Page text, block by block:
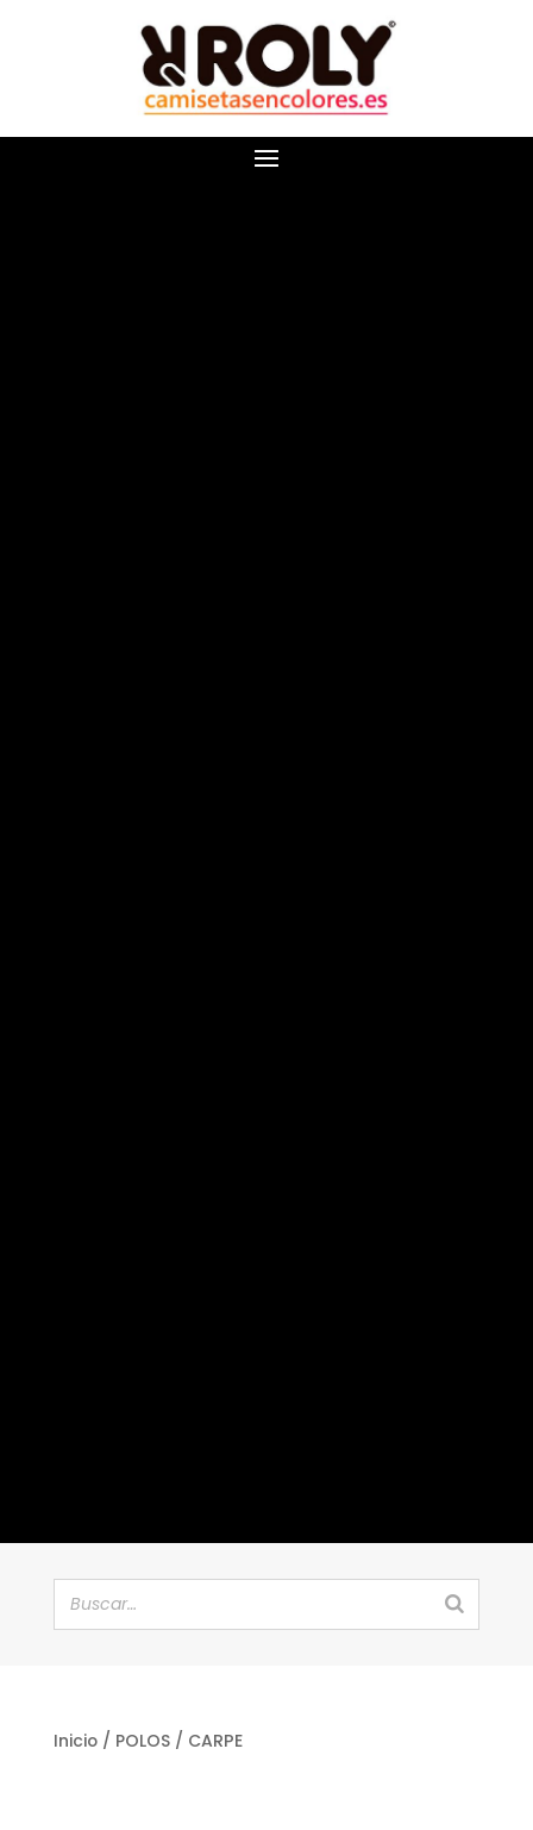
Inicio/ POLOS/ CARPE